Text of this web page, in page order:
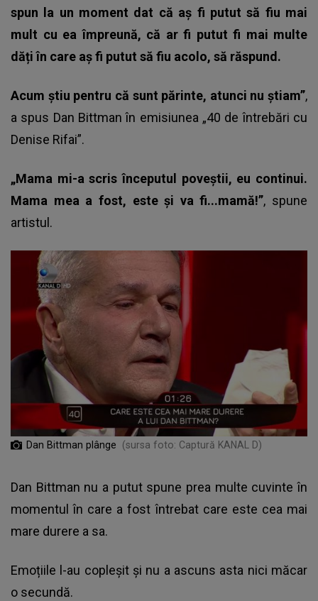
spun la un moment dat că aș fi putut să fiu mai
mult cu ea împreună, că ar fi putut fi mai multe
dăți în care aș fi putut să fiu acolo, să răspund.
Acum știu pentru că sunt părinte, atunci nu știam”,
a spus Dan Bittman în emisiunea „40 de întrebări cu
Denise Rifai”.
„Mama mi-a scris începutul poveștii, eu continui.
Mama mea a fost, este și va fi...mamă!”, spune
artistul.
Dan Bittman plânge (sursa foto: Captură KANAL D)
Dan Bittman nu a putut spune prea multe cuvinte în
momentul în care a fost întrebat care este cea mai
mare durere a sa.
Emoțiile l-au copleșit și nu a ascuns asta nici măcar
o secundă.